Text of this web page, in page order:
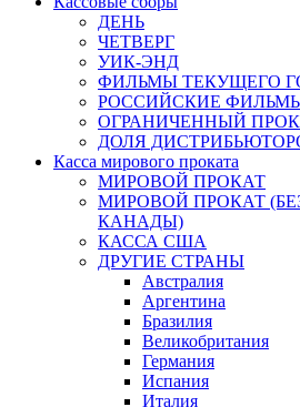
ДЕНЬ
ЧЕТВЕРГ
УИК-ЭНД
ФИЛЬМЫ ТЕКУЩЕГО
РОССИЙСКИЕ
ОГРАНИЧЕННЫЙ
ДОЛЯ
Касса мирового проката
МИРОВОЙ ПРОКАТ
МИРОВОЙ ПРОКАТ
КАНАДЫ)
КАССА США
ДРУГИЕ СТРАНЫ
Австралия
Аргентина
Бразилия
Великобритания
Германия
Испания
Италия